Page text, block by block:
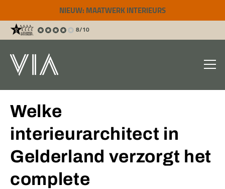
NIEUW: MAATWERK INTERIEURS
8/10
Welke
interieurarchitect in
Gelderland verzorgt het
complete